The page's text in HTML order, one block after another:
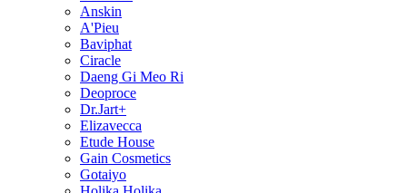
Anskin
A'Pieu
Baviphat
Ciracle
Daeng Gi Meo Ri
Deoproce
Dr.Jart+
Elizavecca
Etude House
Gain Cosmetics
Gotaiyo